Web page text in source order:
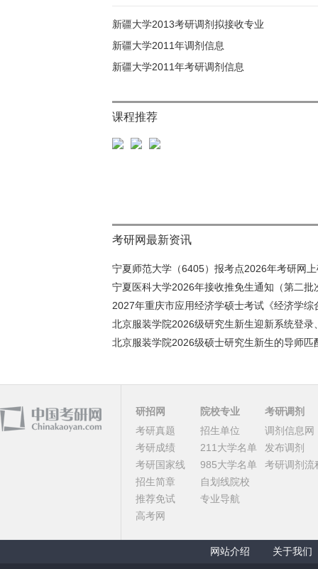
新疆大学2013考研调剂拟接收专业
新疆大学2011年调剂信息
新疆大学2011年考研调剂信息
课程推荐
考研网最新资讯
宁夏师范大学（6405）报考点2026年考研网
宁夏医科大学2026年接收推免生通知（第二批
2027年重庆市应用经济学硕士考试《经济学综
北京服装学院2026级研究生新生迎新系统登录
北京服装学院2026级硕士研究生新生的导师匹
研招网
考研真题
考研成绩
考研国家线
招生简章
推荐免试
高考网
院校专业
招生单位
211大学名单
985大学名单
自划线院校
专业导航
考研调剂
调剂信息网
发布调剂
考研调剂流
网站介绍 关于我们